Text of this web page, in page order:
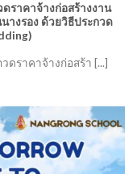
ดราคาจ้างก่อสร้างงาน
างรอง ด้วยวิธีประกวด
ดราคาจ้างก่อสร้า [...]